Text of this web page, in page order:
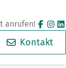
anrufen!
Kontakt